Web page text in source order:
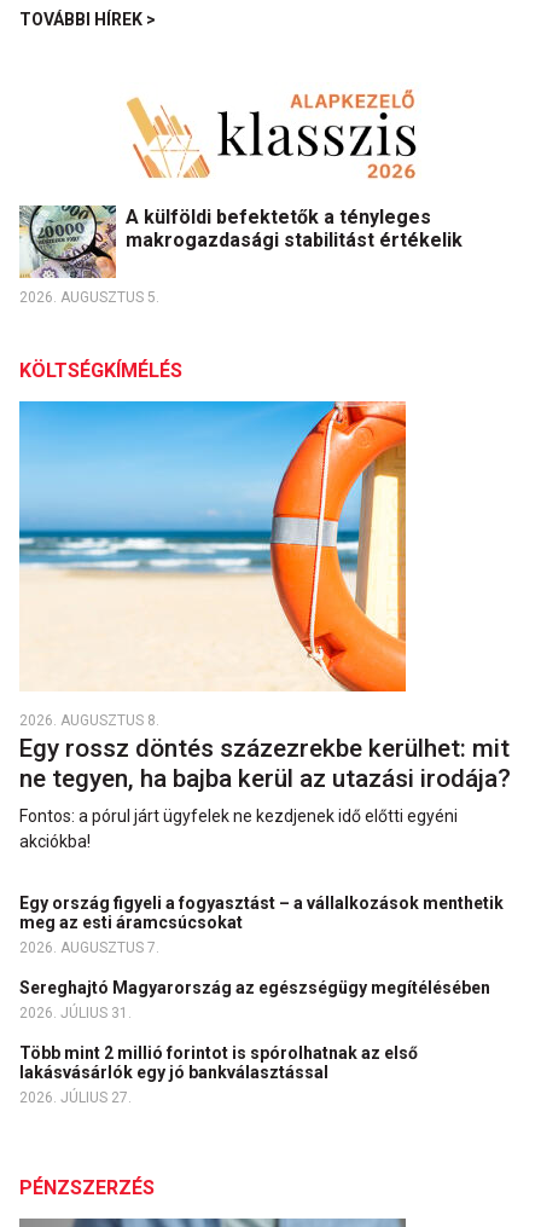
TOVÁBBI HÍREK >
A külföldi befektetők a tényleges
makrogazdasági stabilitást értékelik
2026. AUGUSZTUS 5.
KÖLTSÉGKÍMÉLÉS
2026. AUGUSZTUS 8.
Egy rossz döntés százezrekbe kerülhet: mit
ne tegyen, ha bajba kerül az utazási irodája?
Fontos: a pórul járt ügyfelek ne kezdjenek idő előtti egyéni
akciókba!
Egy ország figyeli a fogyasztást – a vállalkozások menthetik
meg az esti áramcsúcsokat
2026. AUGUSZTUS 7.
Sereghajtó Magyarország az egészségügy megítélésében
2026. JÚLIUS 31.
Több mint 2 millió forintot is spórolhatnak az első
lakásvásárlók egy jó bankválasztással
2026. JÚLIUS 27.
PÉNZSZERZÉS